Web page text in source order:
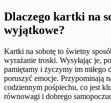
Dlaczego kartki na
wyjątkowe?
Kartki na sobotę to świetny
wyrażanie troski. Wysyłając je,
pamiętamy i życzymy im miłego
poruszyć emocje. Przypominają
codziennym pośpiechu, co jest
równowagi i dobrego